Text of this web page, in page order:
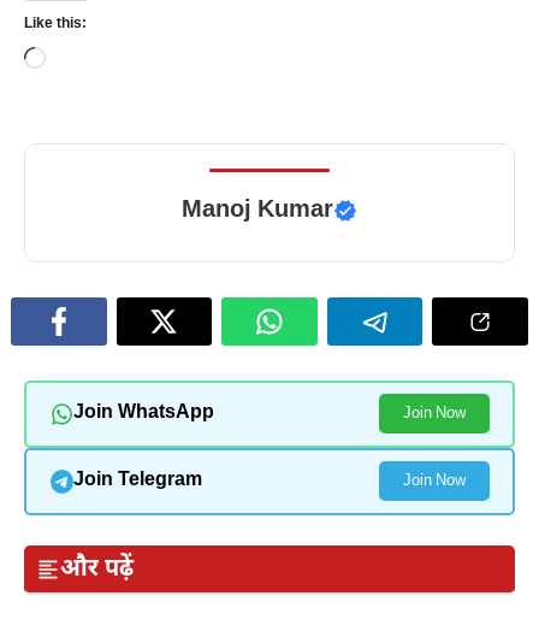
Like this:
Loading…
Manoj Kumar
Join WhatsApp Join Now
Join Telegram Join Now
और पढ़ें